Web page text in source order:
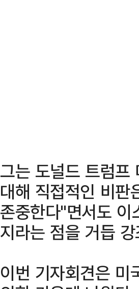
그는 도널드 트럼프
대해 직접적인 비판
존중한다"면서도
지라는 점을 거듭
이번 기자회견은